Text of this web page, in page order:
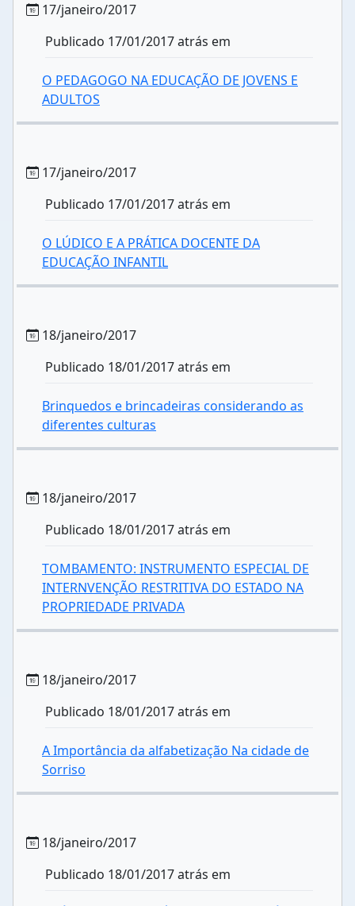
17/janeiro/2017
Publicado 17/01/2017 atrás em
O PEDAGOGO NA EDUCAÇÃO DE JOVENS E
ADULTOS
17/janeiro/2017
Publicado 17/01/2017 atrás em
O LÚDICO E A PRÁTICA DOCENTE DA
EDUCAÇÃO INFANTIL
18/janeiro/2017
Publicado 18/01/2017 atrás em
Brinquedos e brincadeiras considerando as
diferentes culturas
18/janeiro/2017
Publicado 18/01/2017 atrás em
TOMBAMENTO: INSTRUMENTO ESPECIAL DE
INTERNVENÇÃO RESTRITIVA DO ESTADO NA
PROPRIEDADE PRIVADA
18/janeiro/2017
Publicado 18/01/2017 atrás em
A Importância da alfabetização Na cidade de
Sorriso
18/janeiro/2017
Publicado 18/01/2017 atrás em